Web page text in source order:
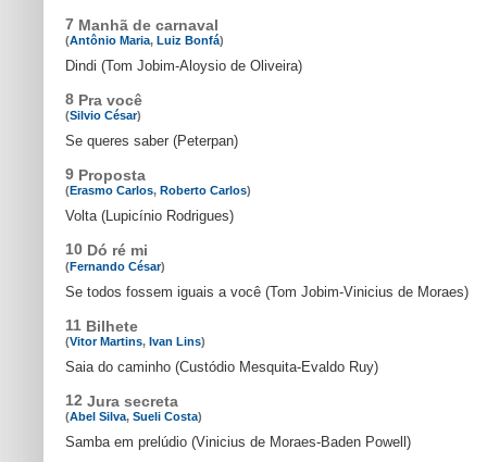
7 Manhã de carnaval
(Antônio Maria, Luiz Bonfá)
Dindi (Tom Jobim-Aloysio de Oliveira)
8 Pra você
(Silvio César)
Se queres saber (Peterpan)
9 Proposta
(Erasmo Carlos, Roberto Carlos)
Volta (Lupicínio Rodrigues)
10 Dó ré mi
(Fernando César)
Se todos fossem iguais a você (Tom Jobim-Vinicius de Moraes)
11 Bilhete
(Vitor Martins, Ivan Lins)
Saia do caminho (Custódio Mesquita-Evaldo Ruy)
12 Jura secreta
(Abel Silva, Sueli Costa)
Samba em prelúdio (Vinicius de Moraes-Baden Powell)